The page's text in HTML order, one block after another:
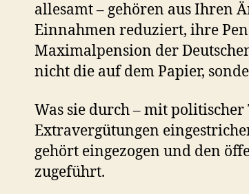
allesamt – gehören aus Ihren
Einnahmen reduziert, ihre
Maximalpension der
nicht die auf dem Papier,
Was sie durch – mit
Extravergütungen
gehört eingezogen und den
zugeführt.